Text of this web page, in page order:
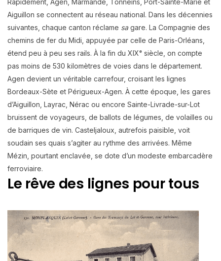
Aiguillon se connectent au réseau national. Dans les décennies
suivantes, chaque canton réclame sa gare. La Compagnie des
chemins de fer du Midi, appuyée par celle de Paris-Orléans,
étend peu à peu ses rails. À la fin du XIXᵉ siècle, on compte
pas moins de 530 kilomètres de voies dans le département.
Agen devient un véritable carrefour, croisant les lignes
Bordeaux-Sète et Périgueux-Agen. À cette époque, les gares
d’Aiguillon, Layrac, Nérac ou encore Sainte-Livrade-sur-Lot
bruissent de voyageurs, de ballots de légumes, de volailles ou
de barriques de vin. Casteljaloux, autrefois paisible, voit
soudain ses quais s’agiter au rythme des arrivées. Même
Mézin, pourtant enclavée, se dote d’un modeste embarcadère
ferroviaire.
Le rêve des lignes pour tous